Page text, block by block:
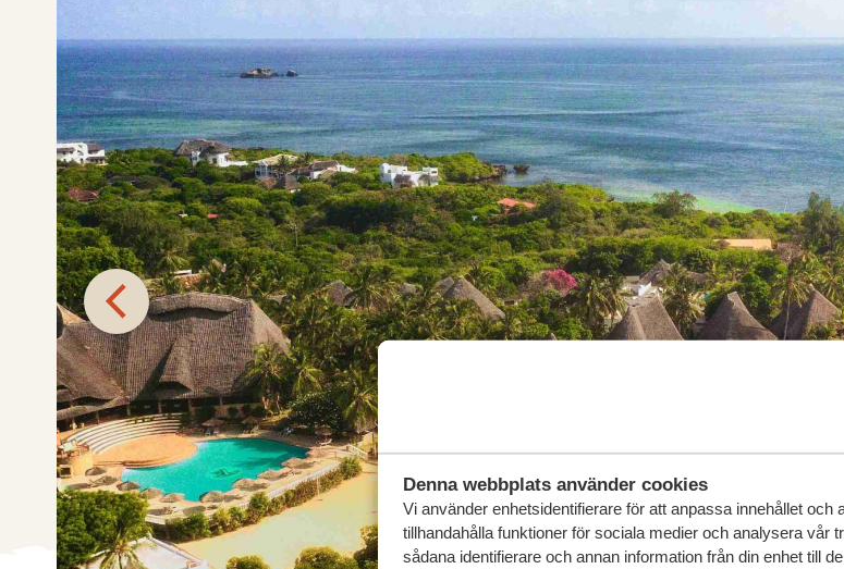
Denna webbplats använder cookies
Vi använder enhetsidentifierare för att anpassa innehållet och
tillhandahålla funktioner för sociala medier och analysera vår
sådana identifierare och annan information från din enhet till